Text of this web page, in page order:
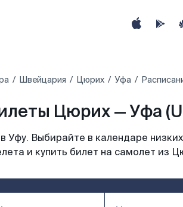
Швейцария Цюрих Уфа
Цюрих — Уфа
Уфу. Выбирайте в календаре
и купить билет на самолет из